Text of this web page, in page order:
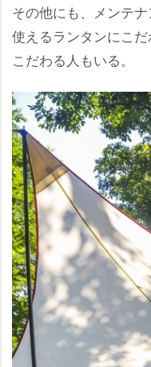
その他にも、メンテ
使えるランタンにこ
こだわる人もいる。